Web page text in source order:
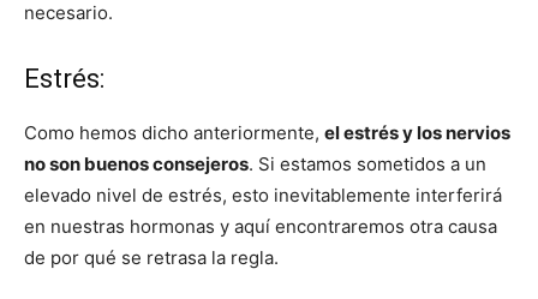
necesario.
Estrés:
Como hemos dicho anteriormente, el estrés y los nervios
no son buenos consejeros. Si estamos sometidos a un
elevado nivel de estrés, esto inevitablemente interferirá
en nuestras hormonas y aquí encontraremos otra causa
de por qué se retrasa la regla.